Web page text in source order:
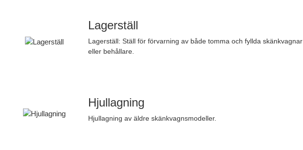
Lagerställ
Lagerställ: Ställ för förvarning av både tomma och fyllda skänkvagnar
eller behållare.
Hjullagning
Hjullagning av äldre skänkvagnsmodeller.